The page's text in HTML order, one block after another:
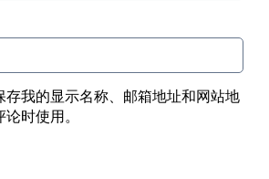
存我的显示名称、邮箱地址和网站地
时使用。